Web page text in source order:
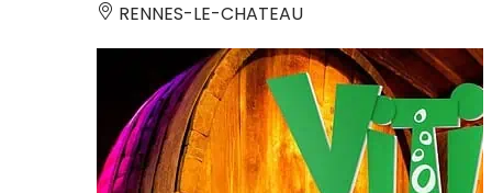
RENNES-LE-CHATEAU